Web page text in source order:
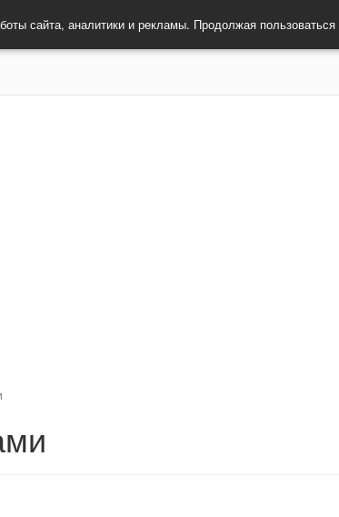
сайта, аналитики и рекламы. Продолжая